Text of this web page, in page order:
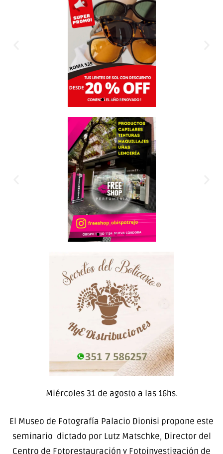
Miércoles 31 de agosto a las 16hs.
El Museo de Fotografía Palacio Dionisi propone este
seminario dictado por Lutz Matschke, Director del
Centro de Fotorestauración y Fotoinvestigación de